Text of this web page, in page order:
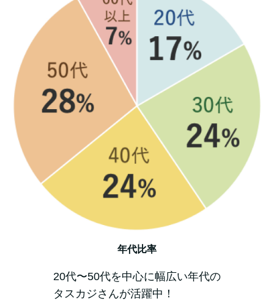
年代比率
20代〜50代を中心に幅広い年代の
タスカジさんが活躍中！